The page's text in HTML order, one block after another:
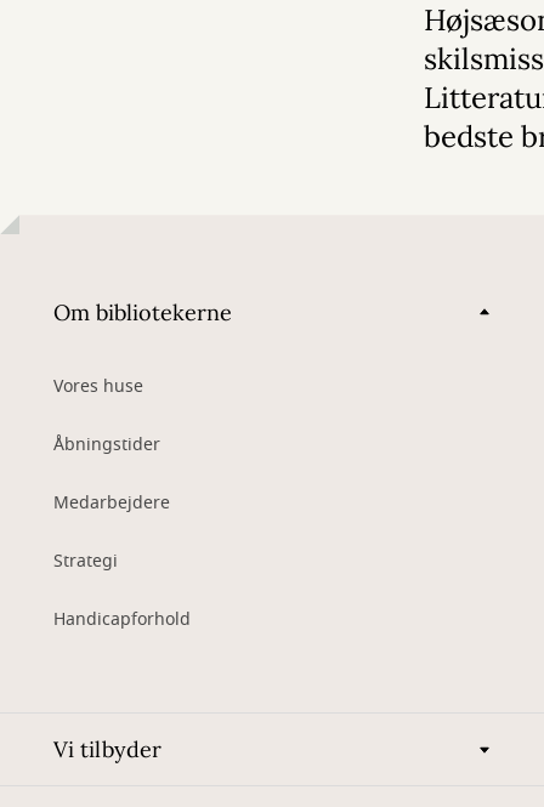
bedste
Om bibliotekerne
Vores huse
Åbningstider
Medarbejdere
Strategi
Handicapforhold
Vi tilbyder